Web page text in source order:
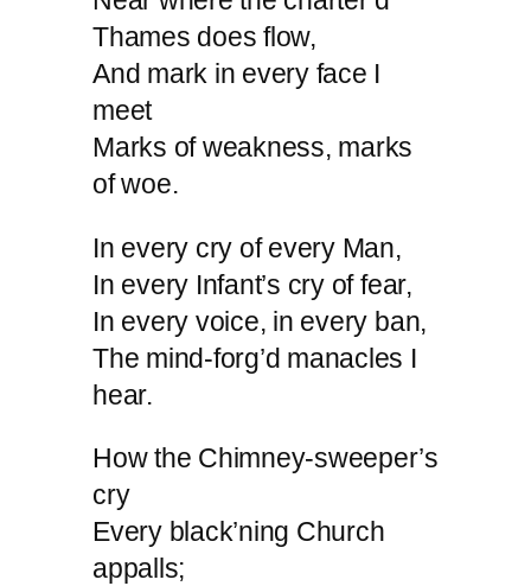
Thames does flow,
And mark in every face I
meet
Marks of weakness, marks
of woe.
In every cry of every Man,
In every Infant’s cry of fear,
In every voice, in every ban,
The mind-forg’d manacles I
hear.
How the Chimney-sweeper’s
cry
Every black’ning Church
appalls;